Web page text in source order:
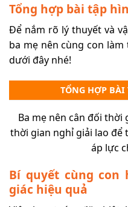
Tổng hợp bài tập
Để nắm rõ lý thuyết và
ba mẹ nên cùng con
dưới đây nhé!
TỔNG HỢP
Ba mẹ nên cân đối thời
thời gian nghỉ giải lao để
áp lực
Bí quyết cùng
giác hiệu quả